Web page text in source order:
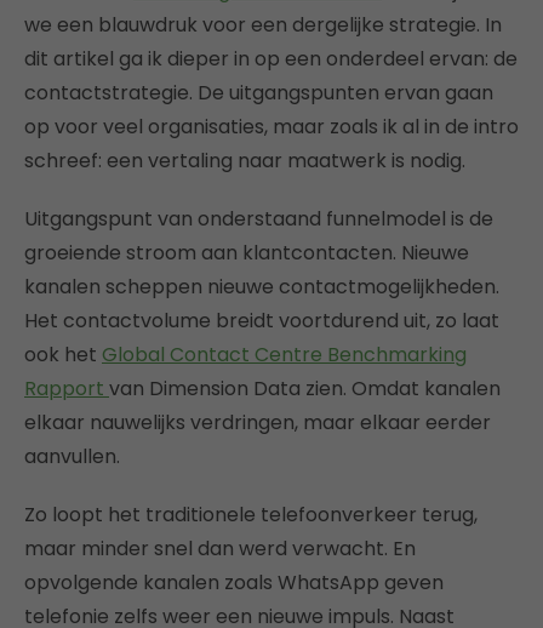
we een blauwdruk voor een dergelijke strategie. In
dit artikel ga ik dieper in op een onderdeel ervan: de
contactstrategie. De uitgangspunten ervan gaan
op voor veel organisaties, maar zoals ik al in de intro
schreef: een vertaling naar maatwerk is nodig.
Uitgangspunt van onderstaand funnelmodel is de
groeiende stroom aan klantcontacten. Nieuwe
kanalen scheppen nieuwe contactmogelijkheden.
Het contactvolume breidt voortdurend uit, zo laat
ook het Global Contact Centre Benchmarking
Rapport van Dimension Data zien. Omdat kanalen
elkaar nauwelijks verdringen, maar elkaar eerder
aanvullen.
Zo loopt het traditionele telefoonverkeer terug,
maar minder snel dan werd verwacht. En
opvolgende kanalen zoals WhatsApp geven
telefonie zelfs weer een nieuwe impuls. Naast